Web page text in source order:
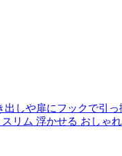
しや扉にフックで引
リム 浮かせる おし